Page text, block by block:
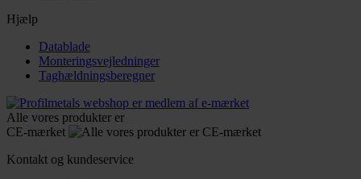
Hjælp
Datablade
Monteringsvejledninger
Taghældningsberegner
Alle vores produkter er
CE-mærket
Kontakt og kundeservice